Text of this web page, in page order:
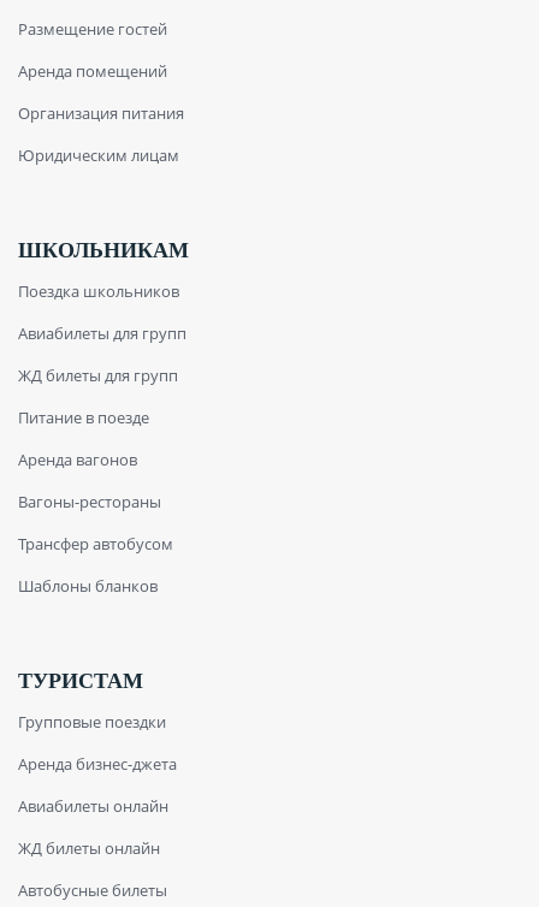
Размещение гостей
Аренда помещений
Организация питания
Юридическим лицам
ШКОЛЬНИКАМ
Поездка школьников
Авиабилеты для групп
ЖД билеты для групп
Питание в поезде
Аренда вагонов
Вагоны-рестораны
Трансфер автобусом
Шаблоны бланков
ТУРИСТАМ
Групповые поездки
Аренда бизнес-джета
Авиабилеты онлайн
ЖД билеты онлайн
Автобусные билеты